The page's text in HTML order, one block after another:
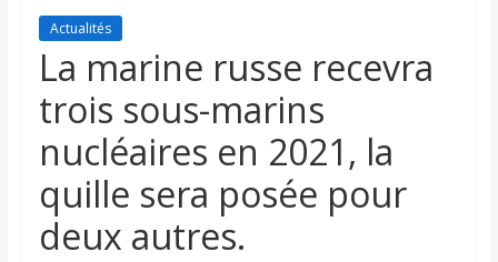
Actualités
La marine russe recevra
trois sous-marins
nucléaires en 2021, la
quille sera posée pour
deux autres.